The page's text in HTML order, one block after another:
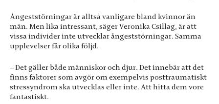
Ångeststörningar är alltså vanligare bland kvinnor än
män. Men lika intressant, säger Veronika Csillag, är att
vissa individer inte utvecklar ångeststörningar. Samma
upplevelser får olika följd.
– Det gäller både människor och djur. Det innebär att det
finns faktorer som avgör om exempelvis posttraumatiskt
stressyndrom ska utvecklas eller inte. Att hitta dem vore
fantastiskt.
Upplevelse
För att vår
hemsida ska
prestera så bra
under ditt
besök. Om du
nekar de här
kakorna